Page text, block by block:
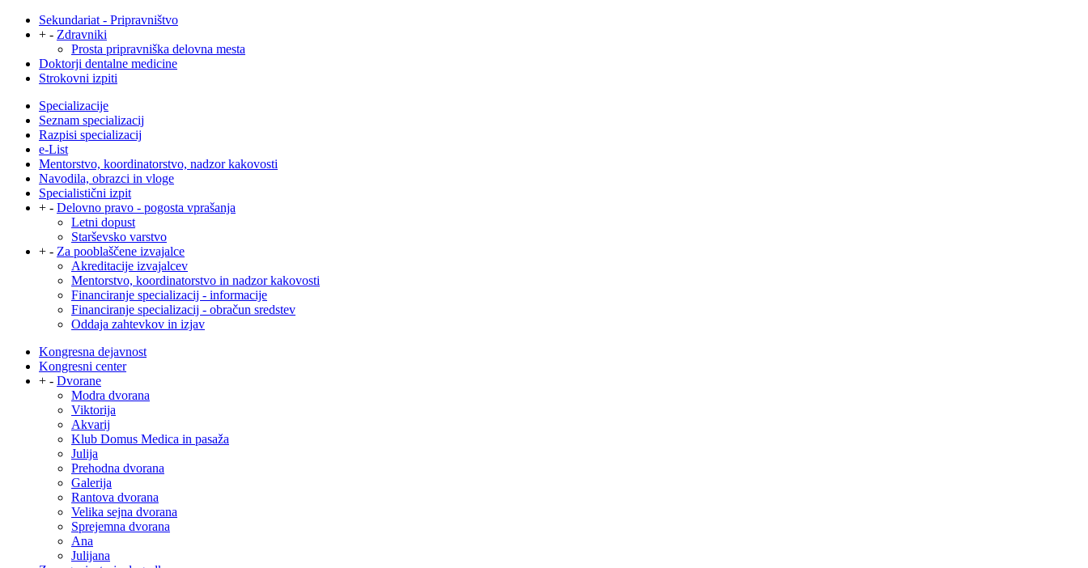
Sekundariat - Pripravništvo
+ - Zdravniki
Prosta pripravniška delovna mesta
Doktorji dentalne medicine
Strokovni izpiti
Specializacije
Seznam specializacij
Razpisi specializacij
e-List
Mentorstvo, koordinatorstvo, nadzor kakovosti
Navodila, obrazci in vloge
Specialistični izpit
+ - Delovno pravo - pogosta vprašanja
Letni dopust
Starševsko varstvo
+ - Za pooblaščene izvajalce
Akreditacije izvajalcev
Mentorstvo, koordinatorstvo in nadzor kakovosti
Financiranje specializacij - informacije
Financiranje specializacij - obračun sredstev
Oddaja zahtevkov in izjav
Kongresna dejavnost
Kongresni center
+ - Dvorane
Modra dvorana
Viktorija
Akvarij
Klub Domus Medica in pasaža
Julija
Prehodna dvorana
Galerija
Rantova dvorana
Velika sejna dvorana
Sprejemna dvorana
Ana
Julijana